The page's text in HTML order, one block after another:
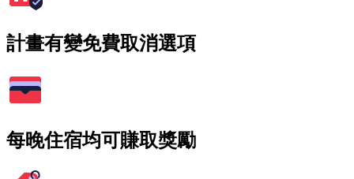
計畫有變免費取消選項
每晚住宿均可賺取獎勵